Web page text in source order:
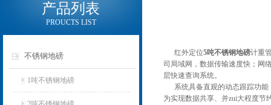
产品列表
PROUCTS LIST
不锈钢地磅
1吨不锈钢地磅
红外定位5吨不锈钢地磅计重
司局域网，数据传输速度快；网
层快速查询系统。
系统具备直观的动态跟踪功能
为实现数据共享、并zui大程度节